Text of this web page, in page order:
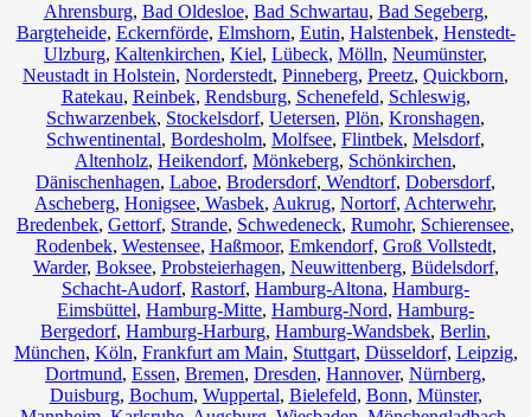
Ahrensburg, Bad Oldesloe, Bad Schwartau, Bad Segeberg,
Bargteheide, Eckernförde, Elmshorn, Eutin, Halstenbek, Henstedt-
Ulzburg, Kaltenkirchen, Kiel, Lübeck, Mölln, Neumünster,
Neustadt in Holstein, Norderstedt, Pinneberg, Preetz, Quickborn,
Ratekau, Reinbek, Rendsburg, Schenefeld, Schleswig,
Schwarzenbek, Stockelsdorf, Uetersen, Plön, Kronshagen,
Schwentinental, Bordesholm, Molfsee, Flintbek, Melsdorf,
Altenholz, Heikendorf, Mönkeberg, Schönkirchen,
Dänischenhagen, Laboe, Brodersdorf, Wendtorf, Dobersdorf,
Ascheberg, Honigsee, Wasbek, Aukrug, Nortorf, Achterwehr,
Bredenbek, Gettorf, Strande, Schwedeneck, Rumohr, Schierensee,
Rodenbek, Westensee, Haßmoor, Emkendorf, Groß Vollstedt,
Warder, Boksee, Probsteierhagen, Neuwittenberg, Büdelsdorf,
Schacht-Audorf, Rastorf, Hamburg-Altona, Hamburg-
Eimsbüttel, Hamburg-Mitte, Hamburg-Nord, Hamburg-
Bergedorf, Hamburg-Harburg, Hamburg-Wandsbek, Berlin,
München, Köln, Frankfurt am Main, Stuttgart, Düsseldorf, Leipzig,
Dortmund, Essen, Bremen, Dresden, Hannover, Nürnberg,
Duisburg, Bochum, Wuppertal, Bielefeld, Bonn, Münster,